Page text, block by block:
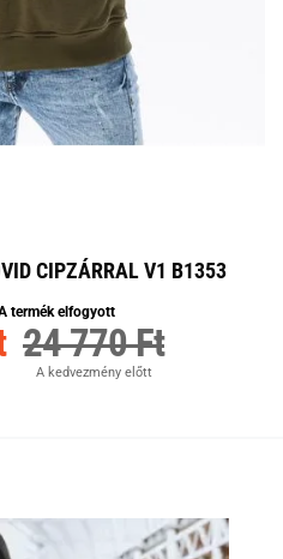
CIPZÁRRAL V1 B1353
termék elfogyott
24 770 Ft
A kedvezmény előtt